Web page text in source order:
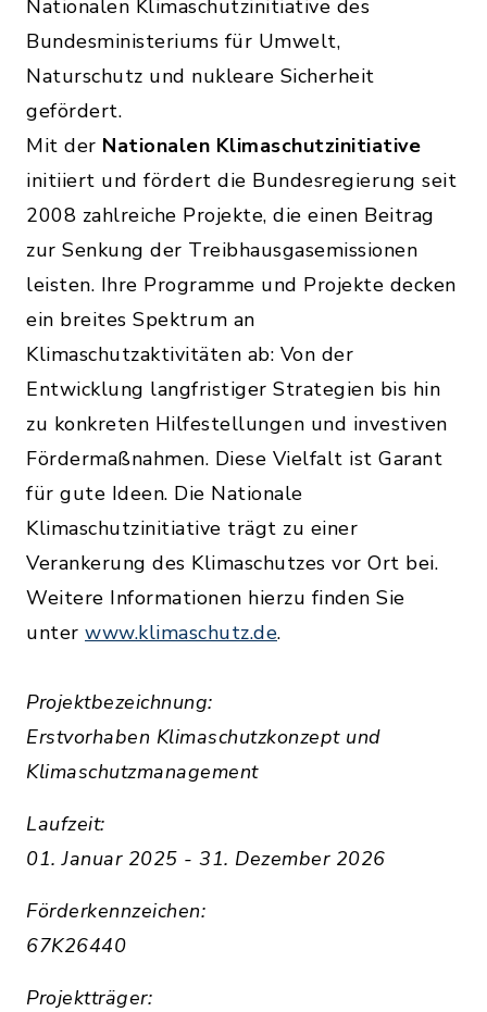
Nationalen Klimaschutzinitiative des
Bundesministeriums für Umwelt,
Naturschutz und nukleare Sicherheit
gefördert.
Mit der Nationalen Klimaschutzinitiative
initiiert und fördert die Bundesregierung seit
2008 zahlreiche Projekte, die einen Beitrag
zur Senkung der Treibhausgasemissionen
leisten. Ihre Programme und Projekte decken
ein breites Spektrum an
Klimaschutzaktivitäten ab: Von der
Entwicklung langfristiger Strategien bis hin
zu konkreten Hilfestellungen und investiven
Fördermaßnahmen. Diese Vielfalt ist Garant
für gute Ideen. Die Nationale
Klimaschutzinitiative trägt zu einer
Verankerung des Klimaschutzes vor Ort bei.
Weitere Informationen hierzu finden Sie
unter www.klimaschutz.de.
Projektbezeichnung:
Erstvorhaben Klimaschutzkonzept und
Klimaschutzmanagement
Laufzeit:
01. Januar 2025 - 31. Dezember 2026
Förderkennzeichen:
67K26440
Projektträger: